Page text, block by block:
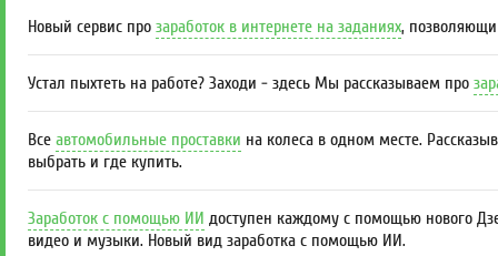
Новый сервис про заработок в интернете на заданиях,
Устал пыхтеть на работе? Заходи - здесь Мы рассказываем про
Все автомобильные проставки на колеса в одном месте.
выбрать и где купить.
Заработок с помощью ИИ доступен каждому с помощью нового
видео и музыки. Новый вид заработка с помощью ИИ.